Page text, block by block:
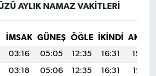
AYLIK NAMAZ VAKITLERI
İMSAK GÜNEŞ ÖĞLE İKINDI
03:16 05:05 12:35 16:31
19:54
03:18 05:06 12:35 16:31
19:53